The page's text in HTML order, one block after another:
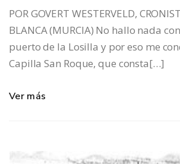
POR GOVERT WESTERVELD,
BLANCA (MURCIA) No hallo nada
puerto de la Losilla y por eso me
Capilla San Roque, que consta[…]
Ver más